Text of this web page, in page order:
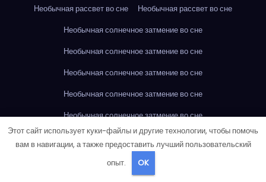
Необычная рассвет во сне
Необычная рассвет во сне
Необычная солнечное затмение во сне
Необычная солнечное затмение во сне
Необычная солнечное затмение во сне
Необычная солнечное затмение во сне
Необычная солнечное затмение во сне
Необычная солнечное затмение во сне
Необычная солнечное затмение во сне
Необычная солнечное затмение во сне
Этот сайт использует куки-файлы и другие технологии, чтобы помочь
вам в навигации, а также предоставить лучший пользовательский
опыт.
OK